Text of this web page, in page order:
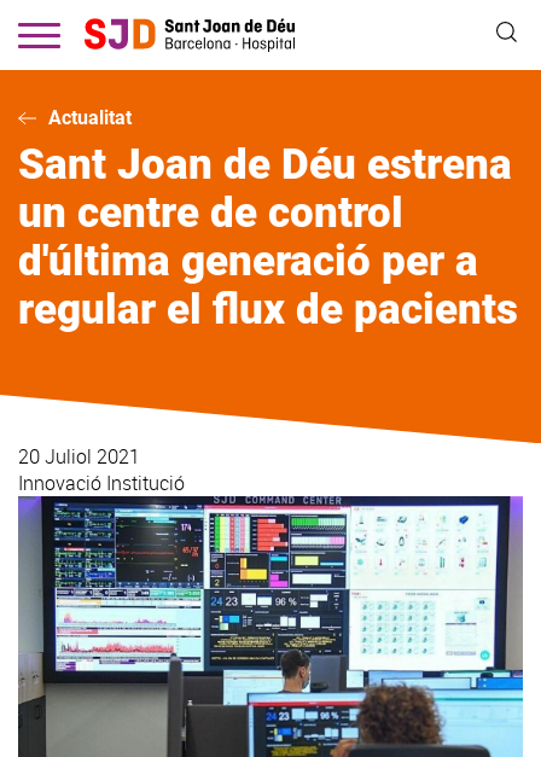
contingut
Actualitat
Sant Joan de Déu estrena
un centre de control
d'última generació per a
regular el flux de pacients
20 Juliol 2021
Innovació Institució